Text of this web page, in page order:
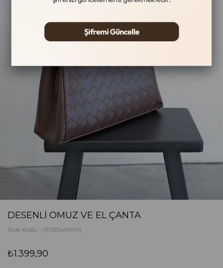
DESENLI OMUZ VE EL ÇANTA
Stok Kodu (110536AKHV)
₺1.399,90